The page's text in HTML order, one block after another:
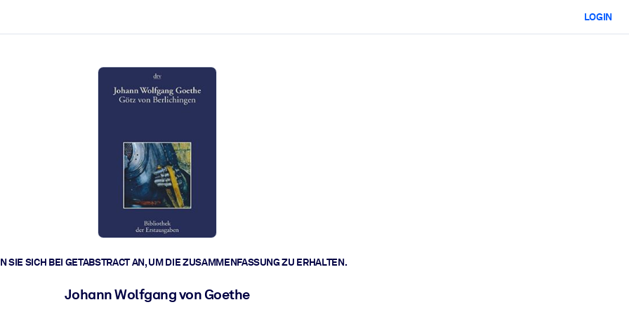
lösen und schneller zu handeln.
LOGIN
SIE SICH BEI GETABSTRACT AN, UM DIE ZUSAMMENFASSUNG ZU ERHALTEN.
Johann Wolfgang von Goethe